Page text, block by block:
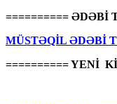
========== ƏDƏBİ
MÜSTƏQİL ƏDƏBİ
========== YENİ